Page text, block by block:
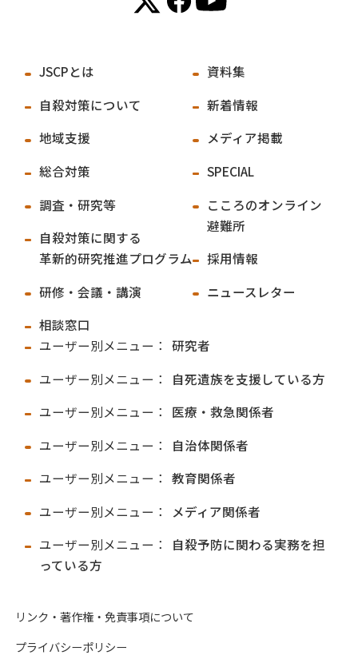
JSCPとは
自殺対策について
地域支援
総合対策
調査・研究等
自殺対策に関する
革新的研究推進プログラム
研修・会議・講演
相談窓口
資料集
新着情報
メディア掲載
SPECIAL
こころのオンライン
避難所
採用情報
ニュースレター
ユーザー別メニュー： 研究者
ユーザー別メニュー：
自死遺族を支援している方
ユーザー別メニュー：
医療・救急関係者
ユーザー別メニュー：
自治体関係者
ユーザー別メニュー： 教育関係者
ユーザー別メニュー：
メディア関係者
ユーザー別メニュー：
自殺予防に関わる実務を担
っている方
リンク・著作権・免責事項について
プライバシーポリシー